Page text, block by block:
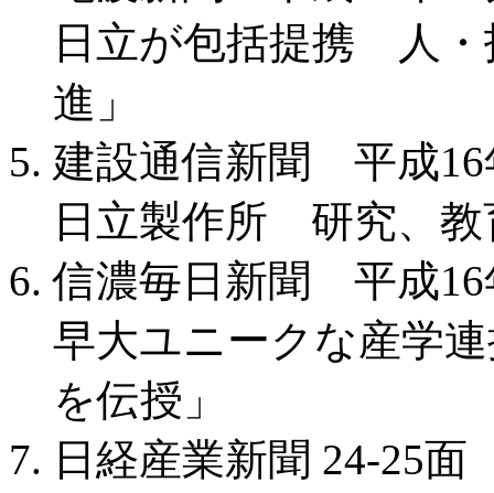
日立が包括提携 人
進」
建設通信新聞 平成
日立製作所 研究、教
信濃毎日新聞 平成16
早大ユニークな産学
を伝授」
日経産業新聞 24-25